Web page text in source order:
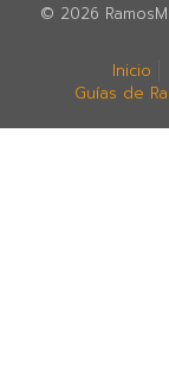
© 2026
Inicio
Guías de